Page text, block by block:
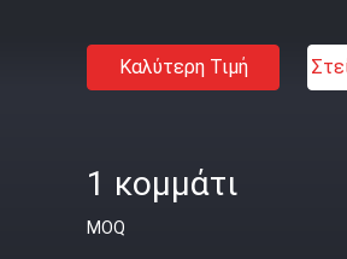
Καλύτερη Τιμή
1 κομμάτι
MOQ